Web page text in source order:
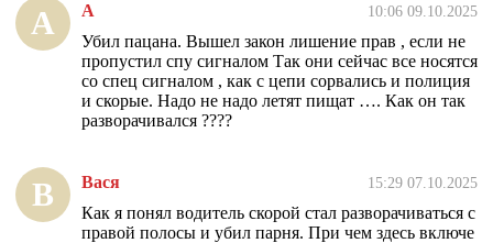
А А 10:06 09.10.2025
Убил пацана. Вышел закон лишение прав , если не
пропустил спу сигналом Так они сейчас все носятся
со спец сигналом , как с цепи сорвались и полиция
и скорые. Надо не надо летят пищат …. Как он так
разворачивался ????
В Вася 15:29 07.10.2025
Как я понял водитель скорой стал разворачиваться с
правой полосы и убил парня. При чем здесь включе